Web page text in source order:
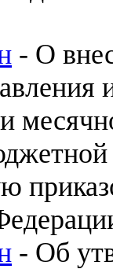
- О
- Об